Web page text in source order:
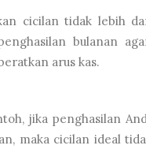
cicilan tidak lebih
bulanan
arus kas.
jika penghasilan
maka cicilan ideal